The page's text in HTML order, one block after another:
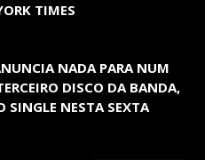
TIMES
NADA PARA NUM
DISCO DA BANDA,
SINGLE NESTA SEXTA